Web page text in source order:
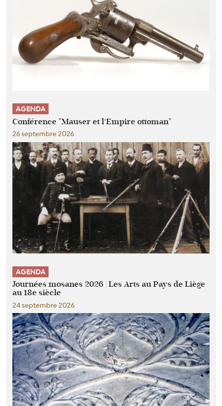
AGENDA
Conférence "Mauser et l’Empire ottoman"
26 septembre 2026
AGENDA
Journées mosanes 2026 | Les Arts au Pays de Liège
au 18e siècle
24 septembre 2026